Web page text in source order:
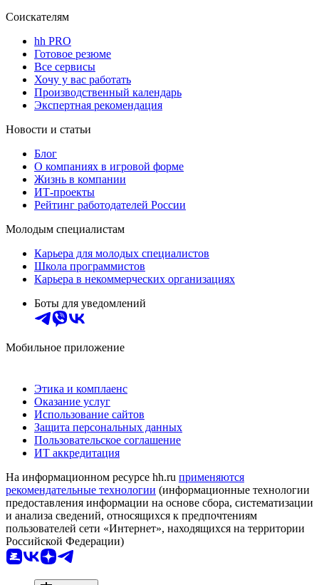
Соискателям
hh PRO
Готовое резюме
Все сервисы
Хочу у вас работать
Производственный календарь
Экспертная рекомендация
Новости и статьи
Блог
О компаниях в игровой форме
Жизнь в компании
ИТ-проекты
Рейтинг работодателей России
Молодым специалистам
Карьера для молодых специалистов
Школа программистов
Карьера в некоммерческих организациях
Боты для уведомлений
Мобильное приложение
Этика и комплаенс
Оказание услуг
Использование сайтов
Защита персональных данных
Пользовательское соглашение
ИТ аккредитация
На информационном ресурсе hh.ru применяются
рекомендательные технологии (информационные технологии
предоставления информации на основе сбора, систематизации
и анализа сведений, относящихся к предпочтениям
пользователей сети «Интернет», находящихся на территории
Российской Федерации)